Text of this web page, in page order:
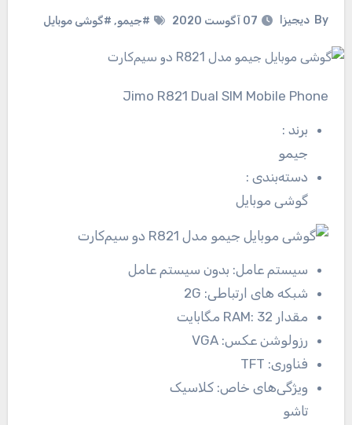
By دیجیزا 07 آگوست 2020 #جیمو, #گوشی موبایل
Jimo R821 Dual SIM Mobile Phone
برند:
جیمو
دسته‌بندی:
گوشی موبایل
سیستم عامل: بدون سیستم عامل
شبکه های ارتباطی: 2G
مقدار RAM: 32 مگابایت
رزولوشن عکس: VGA
فناوری: TFT
ویژگی‌های خاص: کلاسیک
تاشو